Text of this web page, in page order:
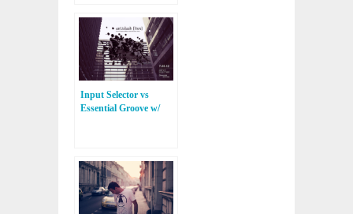
Input Selector vs
Essential Groove w/